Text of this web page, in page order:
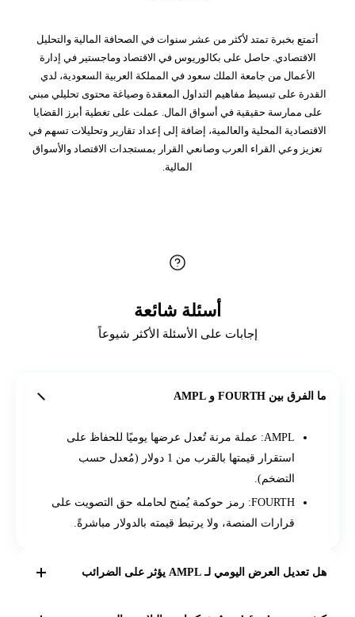
أتمتع بخبرة تمتد لأكثر من عشر سنوات في الصحافة المالية والتحليل
الاقتصادي. حاصل على بكالوريوس في الاقتصاد وماجستير في إدارة
الأعمال من جامعة الملك سعود في المملكة العربية السعودية، لدي
القدرة على تبسيط مفاهيم التداول المعقدة وصياغة محتوى تحليلي مبني
على ممارسة حقيقية في أسواق المال. عملت على تغطية أبرز القضايا
الاقتصادية المحلية والعالمية، إضافة إلى إعداد تقارير وتحليلات تسهم في
تعزيز وعي القراء العرب وصانعي القرار بمستجدات الاقتصاد والأسواق
المالية.
أسئلة شائعة
إجابات على الأسئلة الأكثر شيوعاً
ما الفرق بين FOURTH و AMPL
AMPL: عملة مرنة تُعدل عرضها يوميًا للحفاظ على
استقرار قيمتها بالقرب من 1 دولار (مُعدل حسب
التضخم).
FOURTH: رمز حوكمة يُمنح لحامله حق التصويت على
قرارات المنصة، ولا يرتبط قيمته بالدولار مباشرةً.
هل تعديل العرض اليومي لـ AMPL يؤثر على الضرائب